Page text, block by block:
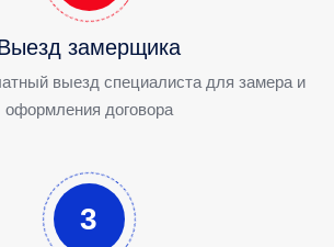
замерщика
выезд специалиста для замера и
оформления договора
3